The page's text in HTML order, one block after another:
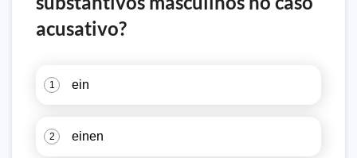
acusativo?
1 ein
2 einen